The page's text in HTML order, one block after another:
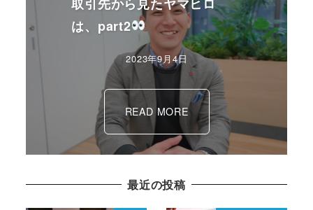
は、part2
2023年9月4日
READ MORE
最近の投稿